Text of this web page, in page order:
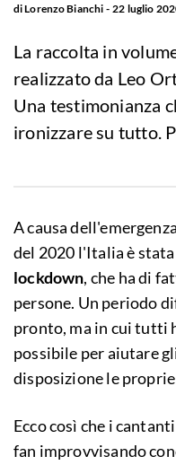
diLorenzo Bianchi 22 luglio
La raccolta in
realizzato da Leo
Una testimonianza
ironizzare su tutto.
A causa
del 2020 l'Italia è
lockdown, che ha di
persone. Un periodo
pronto, ma in cui tutti
possibile per aiutare
disposizione le
Ecco così che i
fan improvvisando